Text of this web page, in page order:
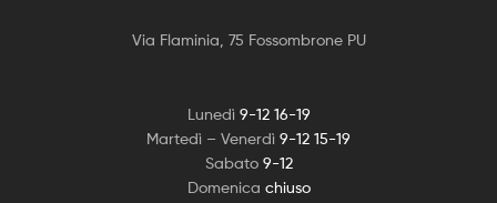
Via Flaminia, 75 Fossombrone PU
Lunedì 9-12 16-19
Martedì – Venerdì 9-12 15-19
Sabato 9-12
Domenica chiuso